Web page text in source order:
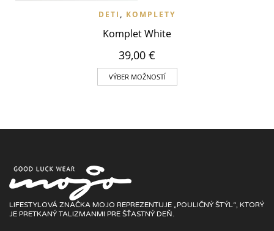
DETI, KOMPLETY
Komplet White
39,00 €
VÝBER MOŽNOSTÍ
LIFESTYLOVÁ ZNAČKA MOJO REPREZENTUJE „POULIČNÝ ŠTÝL“, KTORÝ
JE PRETKANÝ TALIZMANMI PRE ŠŤASTNÝ DEŇ.